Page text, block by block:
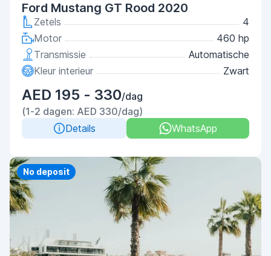
Ford Mustang GT Rood 2020
Zetels
4
Motor
460 hp
Transmissie
Automatische
Kleur interieur
Zwart
AED 195 - 330/dag
(1-2 dagen: AED 330/dag)
Details
WhatsApp
Priority
No deposit